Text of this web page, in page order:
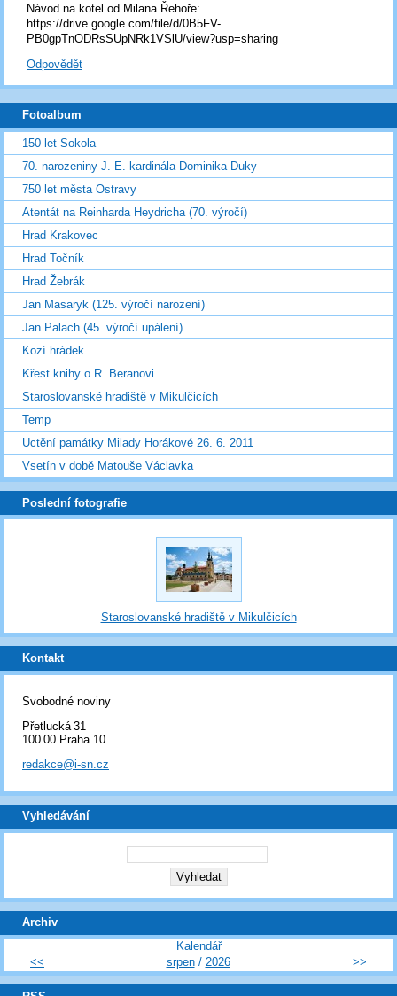
Návod na kotel od Milana Řehoře:
https://drive.google.com/file/d/0B5FV-
PB0gpTnODRsSUpNRk1VSlU/view?usp=sharing
Odpovědět
Fotoalbum
150 let Sokola
70. narozeniny J. E. kardinála Dominika Duky
750 let města Ostravy
Atentát na Reinharda Heydricha (70. výročí)
Hrad Krakovec
Hrad Točník
Hrad Žebrák
Jan Masaryk (125. výročí narození)
Jan Palach (45. výročí upálení)
Kozí hrádek
Křest knihy o R. Beranovi
Staroslovanské hradiště v Mikulčicích
Temp
Uctění památky Milady Horákové 26. 6. 2011
Vsetín v době Matouše Václavka
Poslední fotografie
Staroslovanské hradiště v Mikulčicích
Kontakt
Svobodné noviny
Přetlucká 31
100 00 Praha 10
redakce@i-sn.cz
Vyhledávání
Archiv
Kalendář
<<
srpen/ 2026 >>